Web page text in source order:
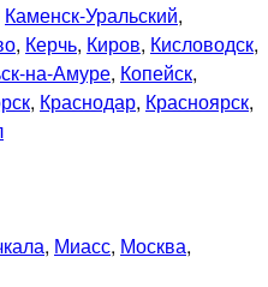
Каменск-Уральский,
, Керчь, Киров, Кисловодск,
на-Амуре, Копейск,
, Краснодар, Красноярск,
, Миасс, Москва,